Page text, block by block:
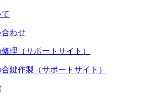
わせ
理（サポートサイト）
鍵作製（サポートサイト）